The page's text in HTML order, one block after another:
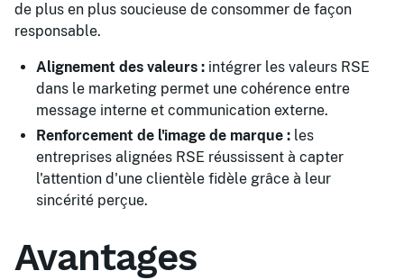
de plus en plus soucieuse de consommer de façon
responsable.
Alignement des valeurs : intégrer les valeurs RSE
dans le marketing permet une cohérence entre
message interne et communication externe.
Renforcement de l'image de marque : les
entreprises alignées RSE réussissent à capter
l'attention d'une clientèle fidèle grâce à leur
sincérité perçue.
Avantages